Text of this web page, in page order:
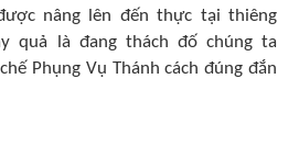
nâng lên đến thực tại thiêng
quả là đang thách đố chúng ta
Phụng Vụ Thánh cách đúng đắn